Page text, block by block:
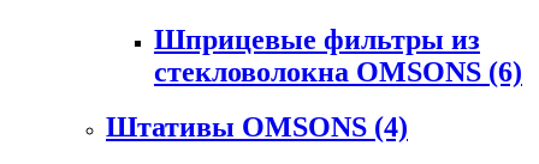
Шприцевые фильтры из
стекловолокна OMSONS (6)
Штативы OMSONS (4)